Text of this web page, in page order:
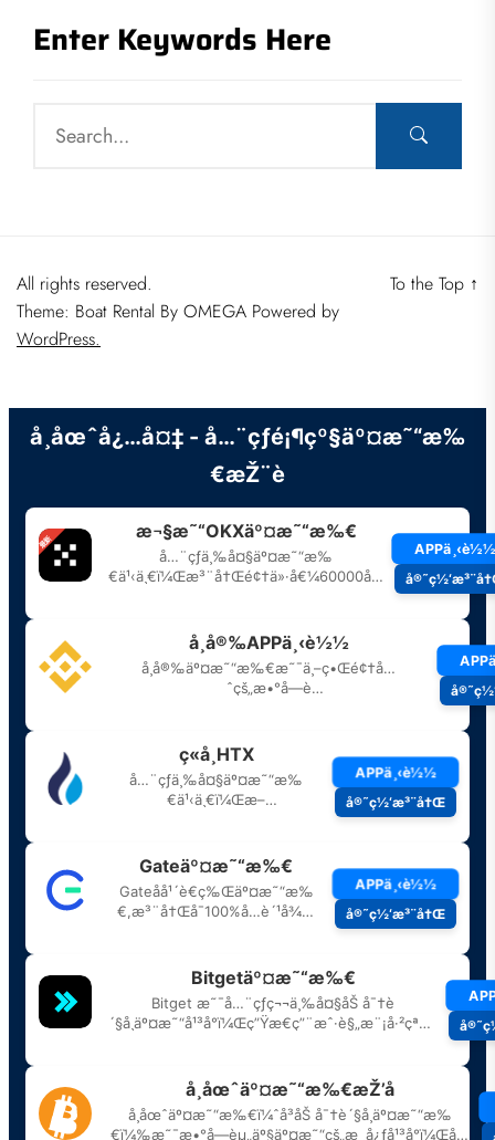
Enter Keywords Here
All rights reserved.
Theme: Boat Rental By OMEGA Powered by
WordPress.
To the Top ↑